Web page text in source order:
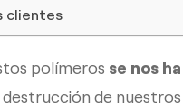
clientes
polímeros se nos
de